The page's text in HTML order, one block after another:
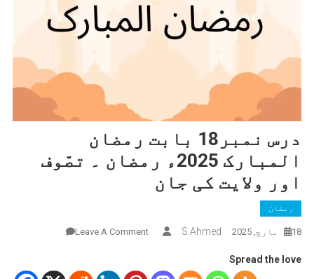
درس نمبر18 بابت رمضان
المبارک 2025ء رمضان ۔ تصّوف
اور ولایت کی جان
رمضان
18 مارچ, 2025 S Ahmed
Leave A Comment
Spread the love